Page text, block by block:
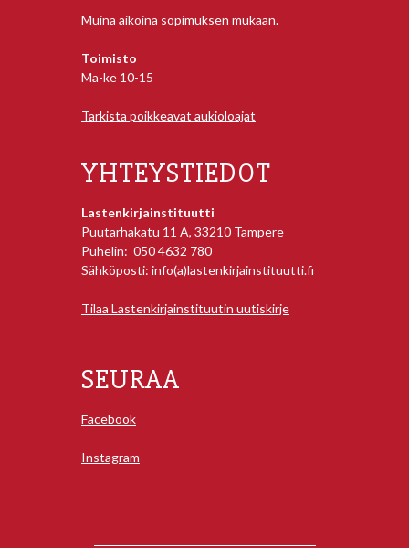
Muina aikoina sopimuksen mukaan.
Toimisto
Ma-ke 10-15
Tarkista poikkeavat aukioloajat
YHTEYSTIEDOT
Lastenkirjainstituutti
Puutarhakatu 11 A, 33210 Tampere
Puhelin: 050 4632 780
Sähköposti: info(a)lastenkirjainstituutti.fi
Tilaa Lastenkirjainstituutin uutiskirje
SEURAA
Facebook
Instagram